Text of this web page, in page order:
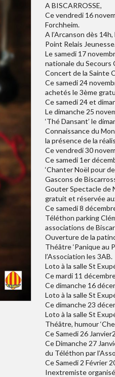
A BISCARROSSE,
Ce vendredi 16
Forchheim.
A l’Arcanson dès
Point Relais
Le samedi 17
nationale du Secours
Concert de la Sainte
Ce samedi 24
achetés le 3ème
Ce samedi 24 et
Le dimanche 25
‘Thé Dansant’ le
Connaissance du
la présence de la
Ce vendredi 30
Ce samedi 1er
‘Chanter Noël pour
Gascons de
Gouter Spectacle de
gratuit et réservée
Ce samedi 8
Téléthon parking
associations de
Ouverture de la
Théâtre ‘Panique au
l’Association les 3AB.
Loto à la salle St
Ce mardi 11
Ce dimanche 16
Loto à la salle St
Ce dimanche 23
Loto à la salle St
Théâtre, humour
Ce Samedi 26
Ce Dimanche 27
du Téléthon par
Ce Samedi 2 Février
Inextremiste